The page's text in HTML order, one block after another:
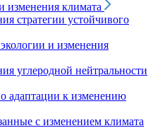
изменения климата
стратегии устойчивого
и изменения
углеродной нейтральности
адаптации к изменению
с изменением климата